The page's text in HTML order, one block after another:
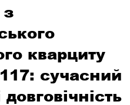
кварциту
сучасний
довговічність